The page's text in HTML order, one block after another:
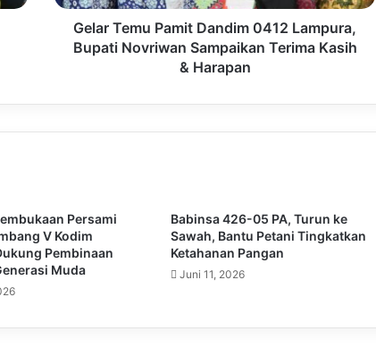
Gelar Temu Pamit Dandim 0412 Lampura,
Bupati Novriwan Sampaikan Terima Kasih
& Harapan
Persami
V Kodim
Pembinaan
Muda
Babinsa 426-05 PA, Turun ke
Sawah, Bantu Petani Tingkatkan
Ketahanan Pangan
Juni 11, 2026